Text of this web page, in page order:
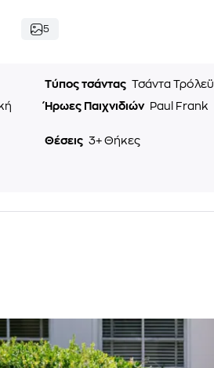
5
Τύπος τσάντας Τσάντα Τρόλεϋ
Ήρωες Παιχνιδιών Paul Frank
Θέσεις 3+ Θήκες